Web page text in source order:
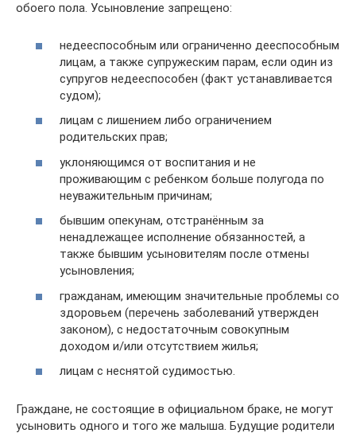
обоего пола. Усыновление запрещено:
недееспособным или ограниченно дееспособным
лицам, а также супружеским парам, если один из
супругов недееспособен (факт устанавливается
судом);
лицам с лишением либо ограничением
родительских прав;
уклоняющимся от воспитания и не
проживающим с ребенком больше полугода по
неуважительным причинам;
бывшим опекунам, отстранённым за
ненадлежащее исполнение обязанностей, а
также бывшим усыновителям после отмены
усыновления;
гражданам, имеющим значительные проблемы со
здоровьем (перечень заболеваний утвержден
законом), с недостаточным совокупным
доходом и/или отсутствием жилья;
лицам с неснятой судимостью.
Граждане, не состоящие в официальном браке, не могут
усыновить одного и того же малыша. Будущие родители